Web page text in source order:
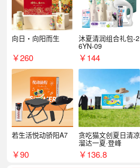
向日・向阳而生
￥260
沐夏清润组合礼包-2
6YN-09
￥144
若生活悦动骄阳A7
￥90
贪吃猫文创夏日清凉
溜达一夏·登峰
￥136.8